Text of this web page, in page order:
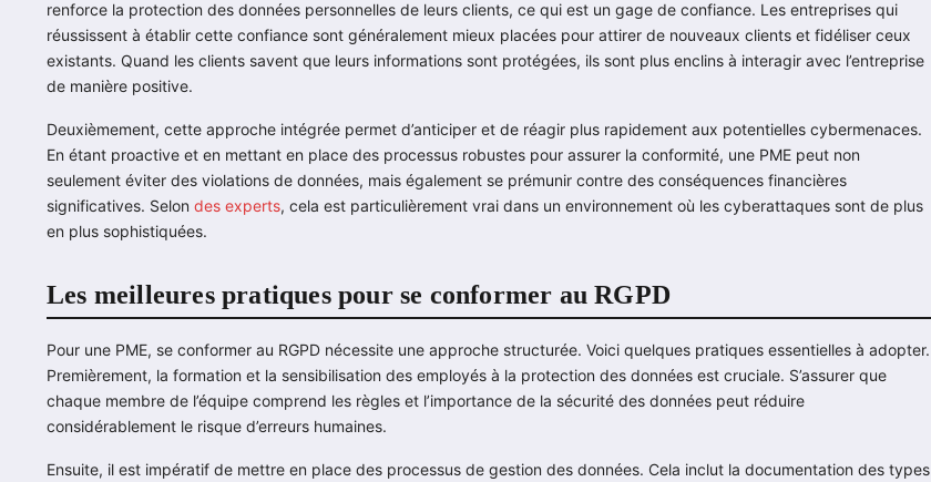
renforce la protection des données personnelles de leurs clients, ce qui est un gage de confiance. Les entreprises qui
réussissent à établir cette confiance sont généralement mieux placées pour attirer de nouveaux clients et fidéliser ceux
existants. Quand les clients savent que leurs informations sont protégées, ils sont plus enclins à interagir avec l’entreprise
de manière positive.
Deuxièmement, cette approche intégrée permet d’anticiper et de réagir plus rapidement aux potentielles cybermenaces.
En étant proactive et en mettant en place des processus robustes pour assurer la conformité, une PME peut non
seulement éviter des violations de données, mais également se prémunir contre des conséquences financières
significatives. Selon des experts, cela est particulièrement vrai dans un environnement où les cyberattaques sont de plus
en plus sophistiquées.
Les meilleures pratiques pour se conformer au RGPD
Pour une PME, se conformer au RGPD nécessite une approche structurée. Voici quelques pratiques essentielles à adopter.
Premièrement, la formation et la sensibilisation des employés à la protection des données est cruciale. S’assurer que
chaque membre de l’équipe comprend les règles et l’importance de la sécurité des données peut réduire
considérablement le risque d’erreurs humaines.
Ensuite, il est impératif de mettre en place des processus de gestion des données. Cela inclut la documentation des types